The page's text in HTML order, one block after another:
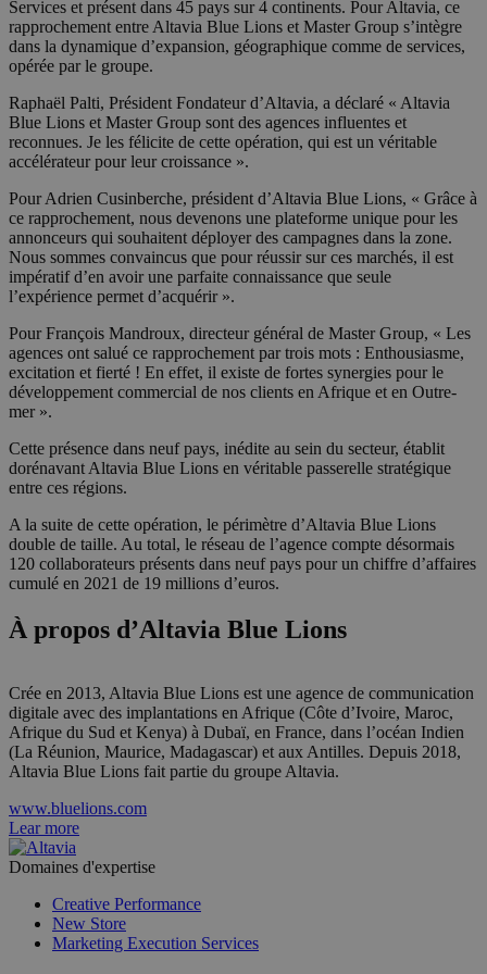
Services et présent dans 45 pays sur 4 continents. Pour Altavia, ce
rapprochement entre Altavia Blue Lions et Master Group s’intègre
dans la dynamique d’expansion, géographique comme de services,
opérée par le groupe.
Raphaël Palti, Président Fondateur d’Altavia, a déclaré « Altavia
Blue Lions et Master Group sont des agences influentes et
reconnues. Je les félicite de cette opération, qui est un véritable
accélérateur pour leur croissance ».
Pour Adrien Cusinberche, président d’Altavia Blue Lions, « Grâce à
ce rapprochement, nous devenons une plateforme unique pour les
annonceurs qui souhaitent déployer des campagnes dans la zone.
Nous sommes convaincus que pour réussir sur ces marchés, il est
impératif d’en avoir une parfaite connaissance que seule
l’expérience permet d’acquérir ».
Pour François Mandroux, directeur général de Master Group, « Les
agences ont salué ce rapprochement par trois mots : Enthousiasme,
excitation et fierté ! En effet, il existe de fortes synergies pour le
développement commercial de nos clients en Afrique et en Outre-
mer ».
Cette présence dans neuf pays, inédite au sein du secteur, établit
dorénavant Altavia Blue Lions en véritable passerelle stratégique
entre ces régions.
A la suite de cette opération, le périmètre d’Altavia Blue Lions
double de taille. Au total, le réseau de l’agence compte désormais
120 collaborateurs présents dans neuf pays pour un chiffre d’affaires
cumulé en 2021 de 19 millions d’euros.
À propos d’Altavia Blue Lions
Crée en 2013, Altavia Blue Lions est une agence de communication
digitale avec des implantations en Afrique (Côte d’Ivoire, Maroc,
Afrique du Sud et Kenya) à Dubaï, en France, dans l’océan Indien
(La Réunion, Maurice, Madagascar) et aux Antilles. Depuis 2018,
Altavia Blue Lions fait partie du groupe Altavia.
www.bluelions.com
Lear more
Domaines d'expertise
Creative Performance
New Store
Marketing Execution Services